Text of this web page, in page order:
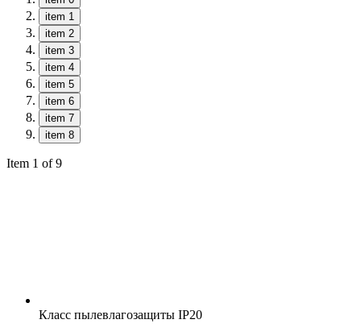
item 1
item 2
item 3
item 4
item 5
item 6
item 7
item 8
Item 1 of 9
Класс пылевлагозащиты IP20